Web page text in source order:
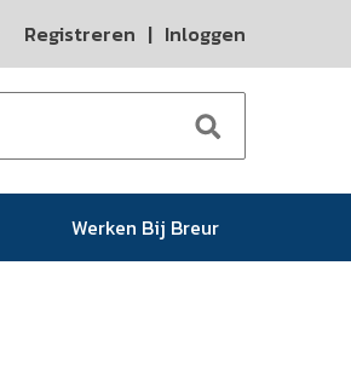
Registreren | Inloggen
Werken Bij Breur